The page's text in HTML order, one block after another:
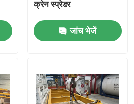
क्रेन स्प्रेडर
जांच भेजें